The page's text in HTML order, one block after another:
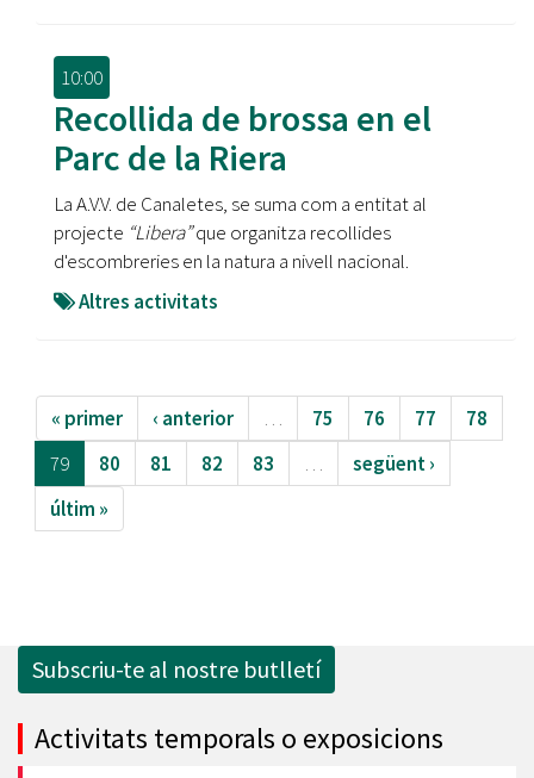
10:00
Recollida de brossa en el
Parc de la Riera
La A.V.V. de Canaletes, se suma com a entitat al
projecte “Libera”que organitza recollides
d'escombreries en la natura a nivell nacional.
Altres activitats
« primer ‹ anterior … 75 76 77
78
79
80 81 82 83 …
següent ›
últim »
Subscriu-te al nostre butlletí
Activitats temporals o exposicions